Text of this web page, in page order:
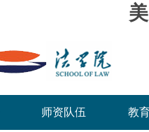
师资队伍 教